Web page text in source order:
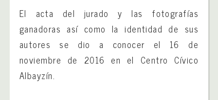
El acta del jurado y las fotografías
ganadoras así como la identidad de sus
autores se dio a conocer el 16 de
noviembre de 2016 en el Centro Cívico
Albayzín.